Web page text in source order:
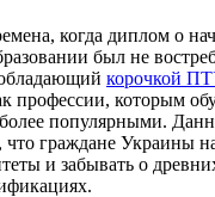
когда диплом о
был не
корочкой
профессии, которым
популярными.
что граждане Украины
и забывать о